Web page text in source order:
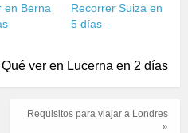
en Berna
Recorrer Suiza en
5 días
Qué ver en Lucerna en 2 días
Requisitos para viajar a Londres
»